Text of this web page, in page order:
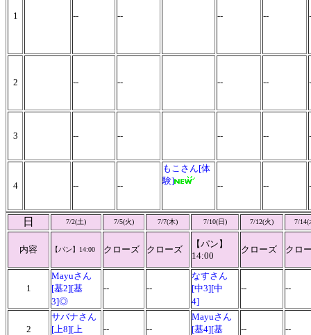
1 -- -- -- --
2 -- -- -- --
3 -- -- -- --
4 -- --
もこさん[体
験]
-- --
日 7/2(土) 7/5(火) 7/7(木) 7/10(日) 7/12(火) 7/14(
内容 【パン】 14:00 クローズ クローズ
【パン】
14:00
クローズ クロ
1
Mayuさん
[基2][基
3]◎
-- --
なすさん
[中3][中
4]
-- --
2
サバナさん
[上8][上
-- --
Mayuさん
[基4][基
-- --